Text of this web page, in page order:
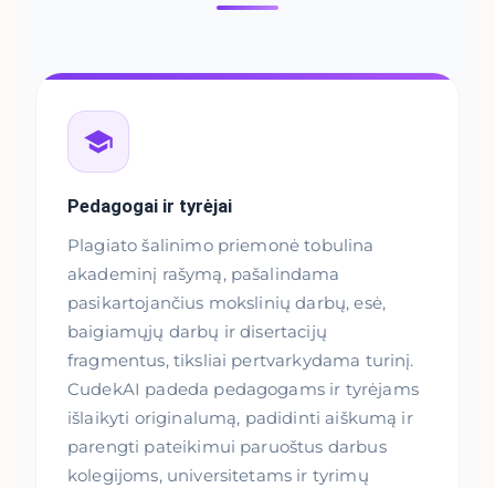
Pedagogai ir tyrėjai
Plagiato šalinimo priemonė tobulina
akademinį rašymą, pašalindama
pasikartojančius mokslinių darbų, esė,
baigiamųjų darbų ir disertacijų
fragmentus, tiksliai pertvarkydama turinį.
CudekAI padeda pedagogams ir tyrėjams
išlaikyti originalumą, padidinti aiškumą ir
parengti pateikimui paruoštus darbus
kolegijoms, universitetams ir tyrimų